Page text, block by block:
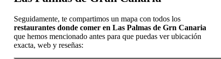
Seguidamente, te compartimos un mapa con todos los
restaurantes donde comer en Las Palmas de Grn Canaria
que hemos mencionado antes para que puedas ver ubicación
exacta, web y reseñas: